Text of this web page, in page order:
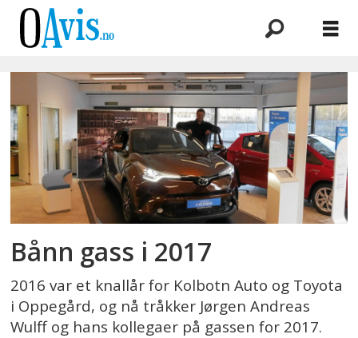
Emne:
10
år
Bånn gass i 2017
2016 var et knallår for Kolbotn Auto og Toyota
i Oppegård, og nå tråkker Jørgen Andreas
Wulff og hans kollegaer på gassen for 2017.